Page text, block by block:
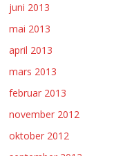
juni 2013
mai 2013
april 2013
mars 2013
februar 2013
november 2012
oktober 2012